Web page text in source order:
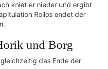
kniet er nieder und ergibt
Rollos endet der
und Borg
das Ende der